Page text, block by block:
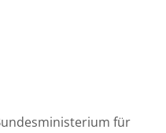
für